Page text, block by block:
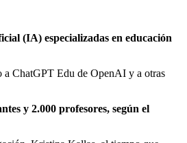
(IA) especializadas en educación
a ChatGPT Edu de OpenAI y a otras
y 2.000 profesores, según el